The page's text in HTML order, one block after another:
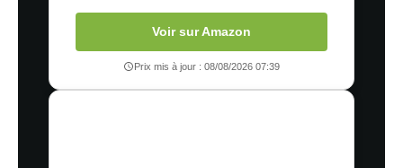
Voir sur Amazon
Prix mis à jour : 08/08/2026 07:39